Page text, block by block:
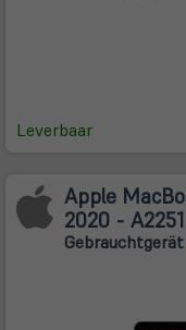
Leverbaar
Apple
2020 -